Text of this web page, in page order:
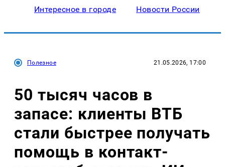
Интересное в городе Новости России
Полезное 21.05.2026, 17:00
50 тысяч часов в
запасе: клиенты ВТБ
стали быстрее получать
помощь в контакт-